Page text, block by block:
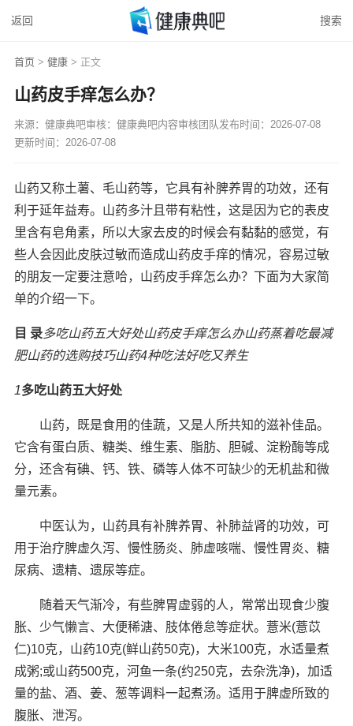
返回 搜索
首页 > 健康 > 正文
山药皮手痒怎么办？
来源：健康典吧审核：健康典吧内容审核团队 发布时间：2026-07-08
更新时间：2026-07-08
山药又称土薯、毛山药等，它具有补脾养胃的功效，还有
利于延年益寿。山药多汁且带有粘性，这是因为它的表皮
里含有皂角素，所以大家去皮的时候会有黏黏的感觉，有
些人会因此皮肤过敏而造成山药皮手痒的情况，容易过敏
的朋友一定要注意哈，山药皮手痒怎么办？下面为大家简
单的介绍一下。
目 录多吃山药五大好处山药皮手痒怎么办山药蒸着吃最减
肥山药的选购技巧山药4种吃法好吃又养生
1多吃山药五大好处
山药，既是食用的佳蔬，又是人所共知的滋补佳品。
它含有蛋白质、糖类、维生素、脂肪、胆碱、淀粉酶等成
分，还含有碘、钙、铁、磷等人体不可缺少的无机盐和微
量元素。
中医认为，山药具有补脾养胃、补肺益肾的功效，可
用于治疗脾虚久泻、慢性肠炎、肺虚咳喘、慢性胃炎、糖
尿病、遗精、遗尿等症。
随着天气渐冷，有些脾胃虚弱的人，常常出现食少腹
胀、少气懒言、大便稀溏、肢体倦怠等症状。薏米(薏苡
仁)10克，山药10克(鲜山药50克)，大米100克，水适量煮
成粥;或山药500克，河鱼一条(约250克，去杂洗净)，加适
量的盐、酒、姜、葱等调料一起煮汤。适用于脾虚所致的
腹胀、泄泻。